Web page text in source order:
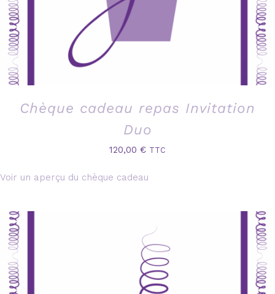
Chèque cadeau repas Invitation
Duo
120,00 € TTC
Voir un aperçu du chèque cadeau